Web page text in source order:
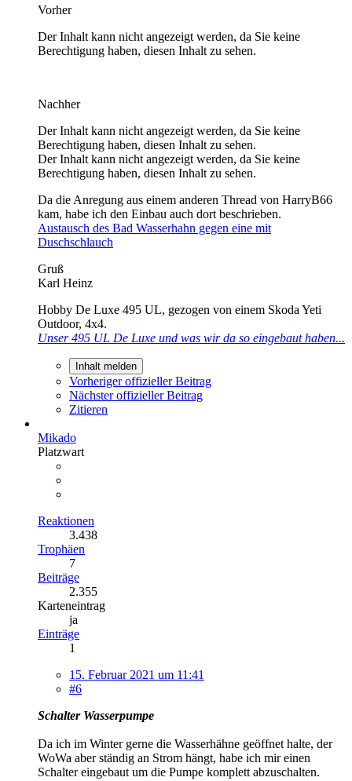
Vorher
Der Inhalt kann nicht angezeigt werden, da Sie keine
Berechtigung haben, diesen Inhalt zu sehen.
Nachher
Der Inhalt kann nicht angezeigt werden, da Sie keine
Berechtigung haben, diesen Inhalt zu sehen.
Der Inhalt kann nicht angezeigt werden, da Sie keine
Berechtigung haben, diesen Inhalt zu sehen.
Da die Anregung aus einem anderen Thread von HarryB66
kam, habe ich den Einbau auch dort beschrieben.
Austausch des Bad Wasserhahn gegen eine mit
Duschschlauch
Gruß
Karl Heinz
Hobby De Luxe 495 UL, gezogen von einem Skoda Yeti
Outdoor, 4x4.
Unser 495 UL De Luxe und was wir da so eingebaut haben...
Inhalt melden
Vorheriger offizieller Beitrag
Nächster offizieller Beitrag
Zitieren
Mikado
Platzwart
Reaktionen
3.438
Trophäen
7
Beiträge
2.355
Karteneintrag
ja
Einträge
1
15. Februar 2021 um 11:41
#6
Schalter Wasserpumpe
Da ich im Winter gerne die Wasserhähne geöffnet halte, der
WoWa aber ständig an Strom hängt, habe ich mir einen
Schalter eingebaut um die Pumpe komplett abzuschalten.